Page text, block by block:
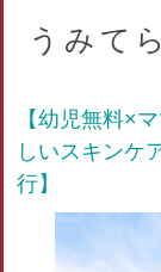
うみて
【幼児無料×
しいスキンケ
行】